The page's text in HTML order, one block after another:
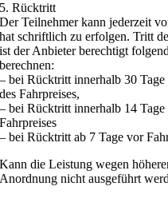
5. Rücktritt
Der Teilnehmer kann jederzeit
hat schriftlich zu erfolgen. Tritt
ist der Anbieter berechtigt
berechnen:
– bei Rücktritt innerhalb 30
des Fahrpreises,
– bei Rücktritt innerhalb 14
Fahrpreises
– bei Rücktritt ab 7 Tage vor
Kann die Leistung wegen
Anordnung nicht ausgeführt